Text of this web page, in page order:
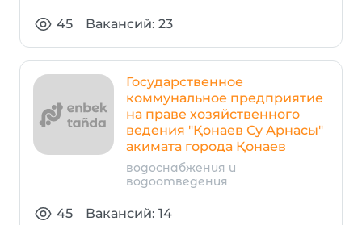
45 Вакансий: 23
Государственное
коммунальное предприятие
на праве хозяйственного
ведения "Қонаев Су Арнасы"
акимата города Қонаев
водоснабжения и
водоотведения
45 Вакансий: 14